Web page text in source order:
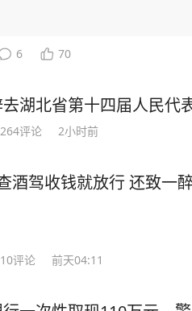
主持人曾询问科技禁令是否 “以一种奇怪的方式
现半导体设备国产化率从12%跃至3
加工产能占全球90%，一纸
国如今之所以有这样的底气，就是因为有人才的支
柘远——用自己的方式，为国家
远改变以前死记硬背的方
6 70
湖北省第十四届人民代
264评论 2小时前
酒驾收钱就放行 还致一
10评论 前天04:11